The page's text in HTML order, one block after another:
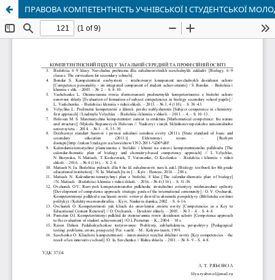
ПРАВОВА КОМПЕТЕНТНІСТЬ УЧНІВСЬКОЇ І СТУДЕНТСЬКОЇ